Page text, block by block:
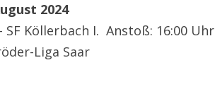
2024
SF Köllerbach I. Anstoß: 16:00 Uhr
Liga Saar